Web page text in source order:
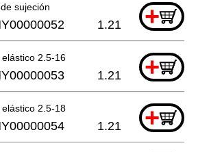
sujeción +
1.21
elástico 2.5-16 +
1.21
elástico 2.5-18 +
1.21